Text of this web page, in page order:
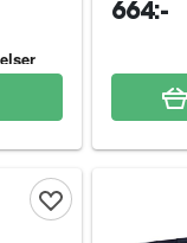
664:-